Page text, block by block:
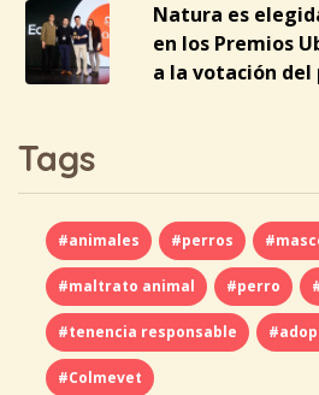
Natura es
en los Premios
a la votación del
Tags
#animales #perros
#maltrato animal #perro
#tenencia responsable
#Colmevet